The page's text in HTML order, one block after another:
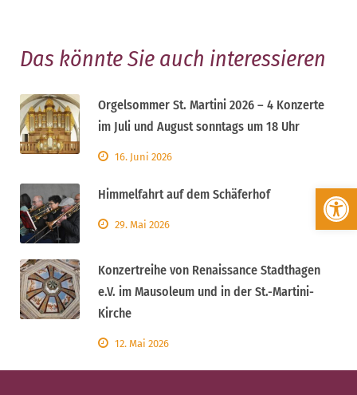
Werkzeugleiste öffnen
Das könnte Sie auch interessieren
Orgelsommer St. Martini 2026 – 4 Konzerte
im Juli und August sonntags um 18 Uhr
16. Juni 2026
Himmelfahrt auf dem Schäferhof
29. Mai 2026
Konzertreihe von Renaissance Stadthagen
e.V. im Mausoleum und in der St.-Martini-
Kirche
12. Mai 2026